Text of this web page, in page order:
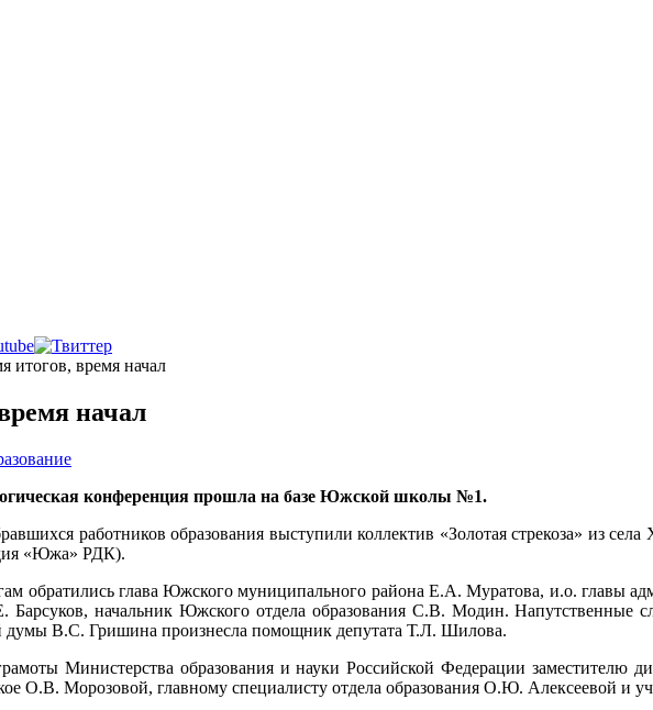
итогов, время начал
начал
конференция прошла на базе Южской школы №1.
работников образования выступили коллектив «Золотая стрекоза» из
«Южа» РДК).
обратились глава Южского муниципального района Е.А. Муратова, и.о. главы
начальник Южского отдела образования С.В. Модин. Напутственные
думы В.С. Гришина произнесла помощник депутата Т.Л. Шилова.
Министерства образования и науки Российской Федерации заместителю
О.В. Морозовой, главному специалисту отдела образования О.Ю. Алексеевой и